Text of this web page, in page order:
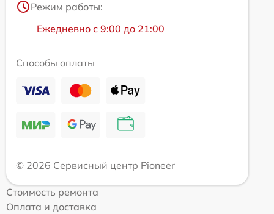
Режим работы:
Ежедневно с 9:00 до 21:00
Способы оплаты
© 2026 Сервисный центр Pioneer
Стоимость ремонта
Оплата и доставка